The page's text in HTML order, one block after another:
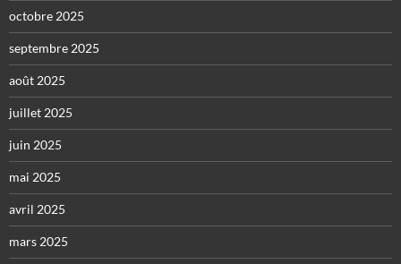
octobre 2025
septembre 2025
août 2025
juillet 2025
juin 2025
mai 2025
avril 2025
mars 2025